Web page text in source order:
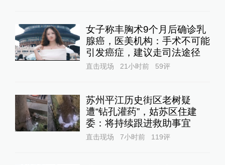
女子称丰胸术9个月后确诊乳
腺癌，医美机构：手术不可能
引发癌症，建议走司法途径
直击现场 21小时前 59评
苏州平江历史街区老树疑
遭“钻孔灌药”，姑苏区住建
委：将持续跟进救助事宜
直击现场 7小时前 119评